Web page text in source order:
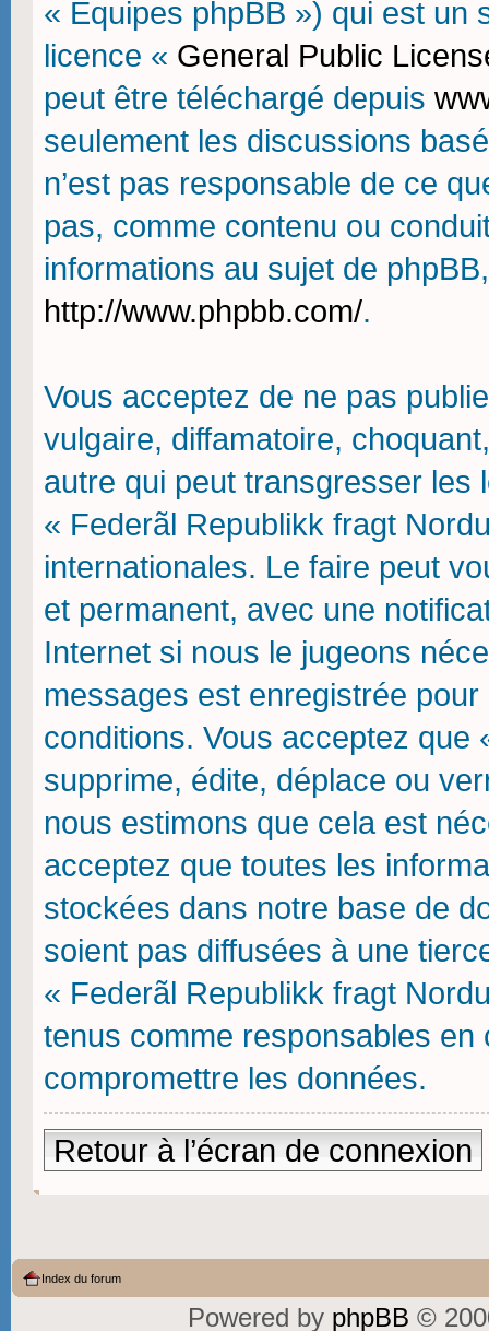
« Équipes phpBB ») qui est un
licence « General Public
peut être téléchargé depuis
seulement les discussions
n’est pas responsable de ce
pas, comme contenu ou
informations au sujet de
http://www.phpbb.com/.
Vous acceptez de ne pas
vulgaire, diffamatoire,
autre qui peut transgresser les
« Federãl Republikk fragt
internationales. Le faire peut
et permanent, avec une
Internet si nous le jugeons
messages est enregistrée
conditions. Vous acceptez
supprime, édite, déplace ou
nous estimons que cela est
acceptez que toutes les
stockées dans notre base de
soient pas diffusées à une
« Federãl Republikk fragt
tenus comme responsables
compromettre les données.
Retour à l’écran de connexion
Index du forum
Powered by phpBB ©